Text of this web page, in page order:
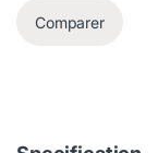
Comparer